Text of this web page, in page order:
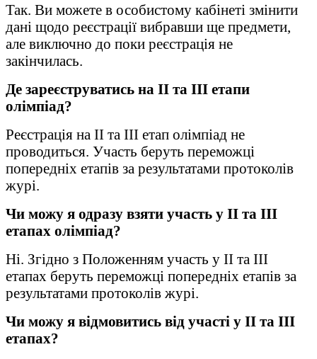
Так. Ви можете в особистому кабінеті змінити
дані щодо реєстрації вибравши ще предмети,
але виключно до поки реєстрація не
закінчилась.
Де зареєструватись на ІІ та ІІІ етапи
олімпіад?
Реєстрація на ІІ та ІІІ етап олімпіад не
проводиться. Участь беруть переможці
попередніх етапів за результатами протоколів
журі.
Чи можу я одразу взяти участь у ІІ та ІІІ
етапах олімпіад?
Ні. Згідно з Положенням участь у ІІ та ІІІ
етапах беруть переможці попередніх етапів за
результатами протоколів журі.
Чи можу я відмовитись від участі у ІІ та ІІІ
етапах?